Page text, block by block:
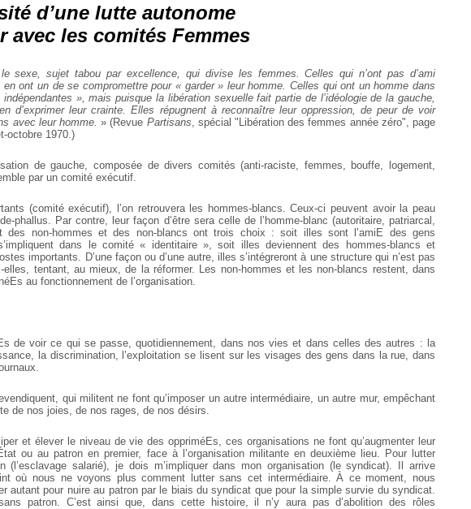
d’une lutte autonome
avec les comités Femmes
sexe, sujet tabou par excellence, qui divise les femmes. Celles qui n’ont pas d’ami
ont un de se compromettre pour « garder » leur homme. Celles qui ont un homme dans
», mais puisque la libération sexuelle fait partie de l’idéologie de la gauche,
d’exprimer leur crainte. Elles répugnent à reconnaître leur oppression, de peur de voir
avec leur homme. » (Revue Partisans , spécial "Libération des femmes année zéro", page
octobre 1970.)
de gauche, composée de divers comités (anti-raciste, femmes, bouffe, logement,
par un comité exécutif.
(comité exécutif), l’on retrouvera les hommes-blancs. Ceux-ci peuvent avoir la peau
phallus. Par contre, leur façon d’être sera celle de l’homme-blanc (autoritaire, patriarcal,
des non-hommes et des non-blancs ont trois choix : soit illes sont l’amiE des gens
dans le comité « identitaire », soit illes deviennent des hommes-blancs et
importants. D’une façon ou d’une autre, illes s’intégreront à une structure qui n’est pas
tentant, au mieux, de la réformer. Les non-hommes et les non-blancs restent, dans
au fonctionnement de l’organisation.
de voir ce qui se passe, quotidiennement, dans nos vies et dans celles des autres : la
la discrimination, l’exploitation se lisent sur les visages des gens dans la rue, dans
qui militent ne font qu’imposer un autre intermédiaire, un autre mur, empêchant
de nos joies, de nos rages, de nos désirs.
et élever le niveau de vie des oppriméEs, ces organisations ne font qu’augmenter leur
ou au patron en premier, face à l’organisation militante en deuxième lieu. Pour lutter
(l’esclavage salarié), je dois m’impliquer dans mon organisation (le syndicat). Il arrive
où nous ne voyons plus comment lutter sans cet intermédiaire. À ce moment, nous
autant pour nuire au patron par le biais du syndicat que pour la simple survie du syndicat.
patron. C’est ainsi que, dans cette histoire, il n’y aura pas d’abolition des rôles